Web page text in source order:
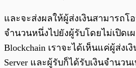
และจะส่งผลให้ผู้ส่งเงินสามารถโ
จำนวนหนึ่งไปยังผู้รับโดยไม่เปิดเ
Blockchain เราจะได้เห็นแค่ผู้ส่งเ
Server และผู้รับก็ได้รับเงินจำนวน